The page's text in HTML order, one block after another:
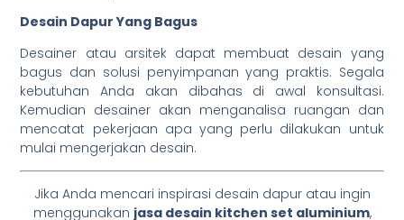
Desain Dapur Yang Bagus
Desainer atau arsitek dapat membuat desain yang
bagus dan solusi penyimpanan yang praktis. Segala
kebutuhan Anda akan dibahas di awal konsultasi.
Kemudian desainer akan menganalisa ruangan dan
mencatat pekerjaan apa yang perlu dilakukan untuk
mulai mengerjakan desain.
Jika Anda mencari inspirasi desain dapur atau ingin
menggunakan jasa desain kitchen set aluminium,